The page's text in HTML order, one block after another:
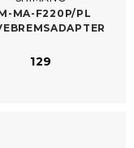
​MA-F220P/​PL
129